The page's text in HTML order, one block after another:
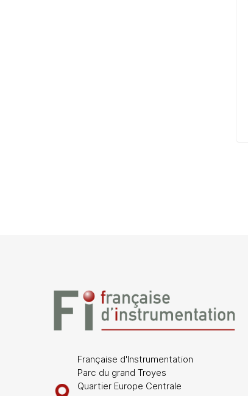
Française d'Instrumentation
Parc du grand Troyes
Quartier Europe Centrale